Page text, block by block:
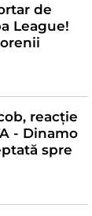
de
League!
reacție
- Dinamo
spre